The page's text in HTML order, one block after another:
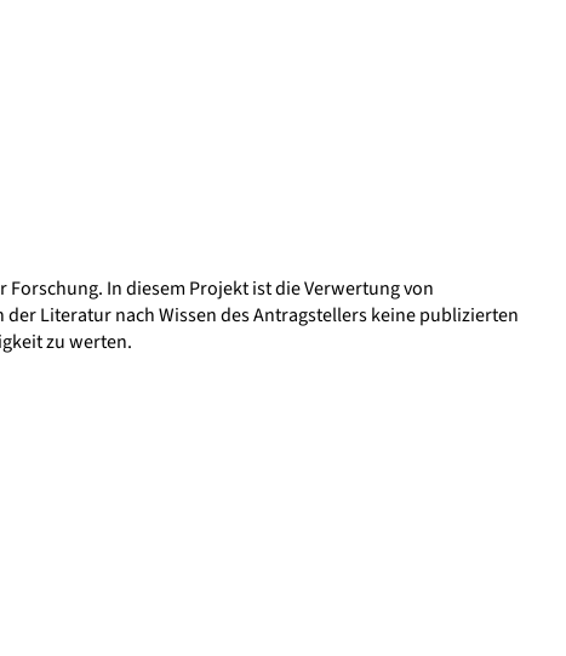
In diesem Projekt ist die Verwertung von
Literatur nach Wissen des Antragstellers keine publizierten
zu werten.